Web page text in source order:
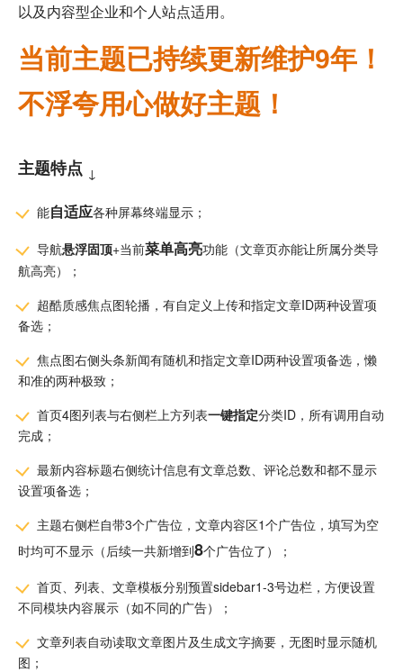
以及内容型企业和个人站点适用。
当前主题已持续更新维护9年！
不浮夸用心做好主题！
主题特点 ↓
能自适应各种屏幕终端显示；
导航悬浮固顶+当前菜单高亮功能（文章页亦能让所属分类导
航高亮）；
超酷质感焦点图轮播，有自定义上传和指定文章ID两种设置项
备选；
焦点图右侧头条新闻有随机和指定文章ID两种设置项备选，懒
和准的两种极致；
首页4图列表与右侧栏上方列表一键指定分类ID，所有调用自动
完成；
最新内容标题右侧统计信息有文章总数、评论总数和都不显示
设置项备选；
主题右侧栏自带3个广告位，文章内容区1个广告位，填写为空
时均可不显示（后续一共新增到8个广告位了）；
首页、列表、文章模板分别预置sidebar1-3号边栏，方便设置
不同模块内容展示（如不同的广告）；
文章列表自动读取文章图片及生成文字摘要，无图时显示随机
图；